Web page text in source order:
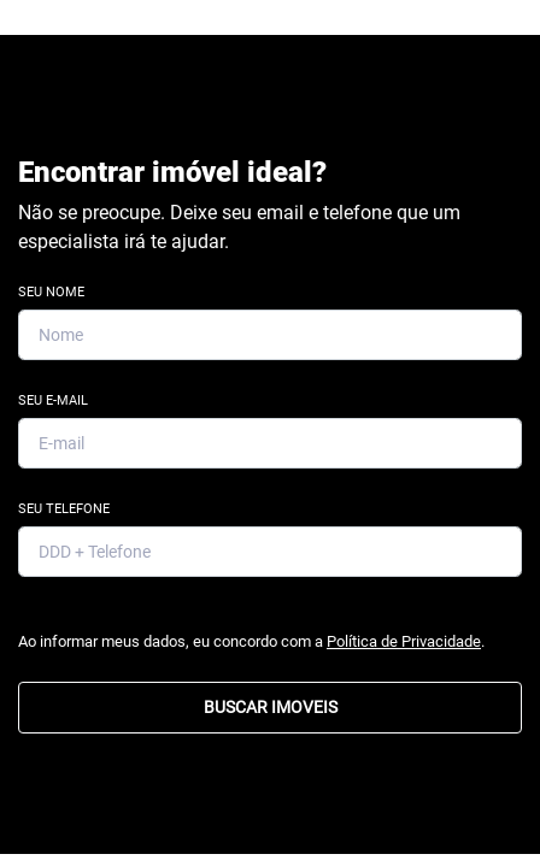
Encontrar imóvel ideal?
Não se preocupe. Deixe seu email e telefone que um
especialista irá te ajudar.
SEU NOME
SEU E-MAIL
SEU TELEFONE
Ao informar meus dados, eu concordo com a Política de Privacidade.
BUSCAR IMOVEIS